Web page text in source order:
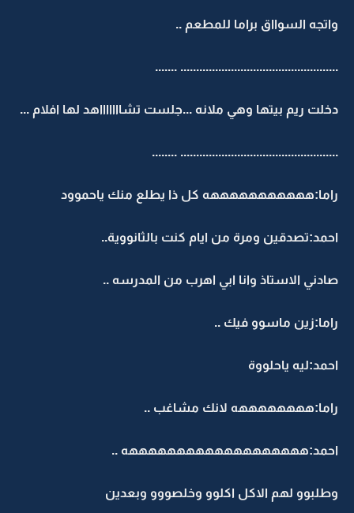
واتجه السوااق براما للمطعم ..
.................................................. .......
دخلت ريم بيتها وهي ملانه ...جلست تشاااااااهد لها افلام ...
.................................................. ........
راما:هههههههههههه كل ذا يطلع منك ياحموود
احمد:تصدقين ومرة من ايام كنت بالثانووية..
صادني الاستاذ وانا ابي اهرب من المدرسه ..
راما:زين ماسوو فيك ..
احمد:ليه ياحلووة
راما:ههههههههه لانك مشاغب ..
احمد:هههههههههههههههههههه ..
وطلبوو لهم الاكل اكلوو وخلصووو وبعدين